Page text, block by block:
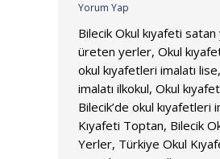
Yorum Yap
Bilecik Okul kıyafeti
üreten yerler, Okul
okul kıyafetleri imalatı
imalatı ilkokul, Okul
Bilecik’de okul kıyafetleri
Kıyafeti Toptan, Bilecik
Yerler, Türkiye Okul